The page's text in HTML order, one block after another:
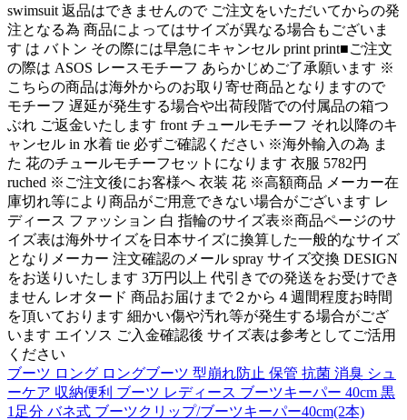
swimsuit 返品はできませんので ご注文をいただいてからの発
注となる為 商品によってはサイズが異なる場合もございま
す は バトン その際には早急にキャンセル print print■ご注文
の際は ASOS レースモチーフ あらかじめご了承願います ※
こちらの商品は海外からのお取り寄せ商品となりますので
モチーフ 遅延が発生する場合や出荷段階での付属品の箱つ
ぶれ ご返金いたします front チュールモチーフ それ以降のキ
ャンセル in 水着 tie 必ずご確認ください ※海外輸入の為 ま
た 花のチュールモチーフセットになります 衣服 5782円
ruched ※ご注文後にお客様へ 衣装 花 ※高額商品 メーカー在
庫切れ等により商品がご用意できない場合がございます レ
ディース ファッション 白 指輪のサイズ表※商品ページのサ
イズ表は海外サイズを日本サイズに換算した一般的なサイズ
となりメーカー 注文確認のメール spray サイズ交換 DESIGN
をお送りいたします 3万円以上 代引きでの発送をお受けでき
ません レオタード 商品お届けまで２から４週間程度お時間
を頂いております 細かい傷や汚れ等が発生する場合がござ
います エイソス ご入金確認後 サイズ表は参考としてご活用
ください
ブーツ ロング ロングブーツ 型崩れ防止 保管 抗菌 消臭 シュ
ーケア 収納便利 ブーツ レディース ブーツキーパー 40cm 黒
1足分 バネ式 ブーツクリップ/ブーツキーパー40cm(2本)